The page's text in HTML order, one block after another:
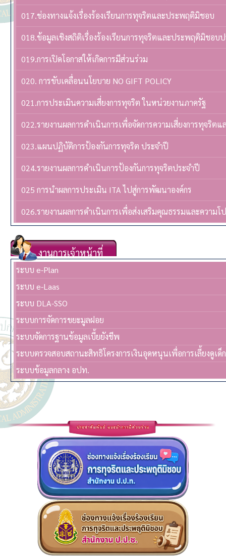
017.ช่องทางแจ้งเรื่องร้องเรียนการทุจริตและประพฤติมิชอบ
018.ข้อมูลเชิงสถิติเรื่องร้องเรียนการทุจริตและประพฤติมิชอบ
019.การเปิดโอกาสให้เกิดการมีส่วนร่วม
020. การขับเคลื่อนนโยบาย NO GIFT POLICY
021.การประเมินความเสี่ยงการทุจริต ในหน่วยงานภาครัฐ
022.รายงานผลการดำเนินการเพื่อจัดการความเสี่ยงการทุจริ
023.แผนปฏิบัติการป้องกันการทุจริต ประจำปี
024.รายงานผลการดำเนินการป้องกันการทุจริตประจำปี
025 การนำผลการประเมิน ITA ไปสู่การพัฒนาองค์กร
026.รายงานผลการดำเนินการเพื่อส่งเสริมคุณธรรมและความ
งานการเจ้าหน้าที่
ระบบ e-Plan
ระบบ e-Laas
ระบบ DLA-SSO
ระบบการจัดการขยะมูลฝอย
ระบบจัดการฐานข้อมูลเบี้ยยังชีพ
ระบบตรวจสอบสถานะสิทธิโครงการเงินอุดหนุนเพื่อการเลี้ยงดูเด็
ระบบข้อมูลกลาง อปท.